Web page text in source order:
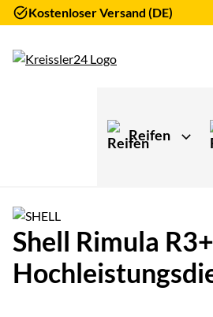
Kostenloser Versand (DE)
Reifen
Shell Rimula